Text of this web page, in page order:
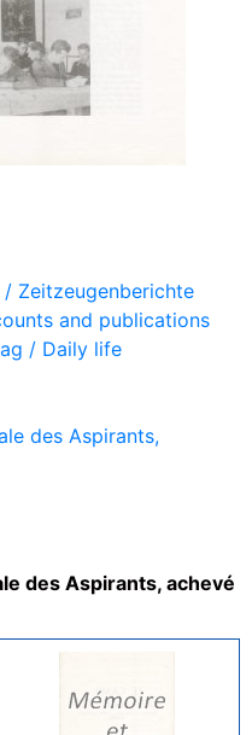
Zeitzeugenberichte
and publications
/ Daily life
des Aspirants,
des Aspirants, achevé